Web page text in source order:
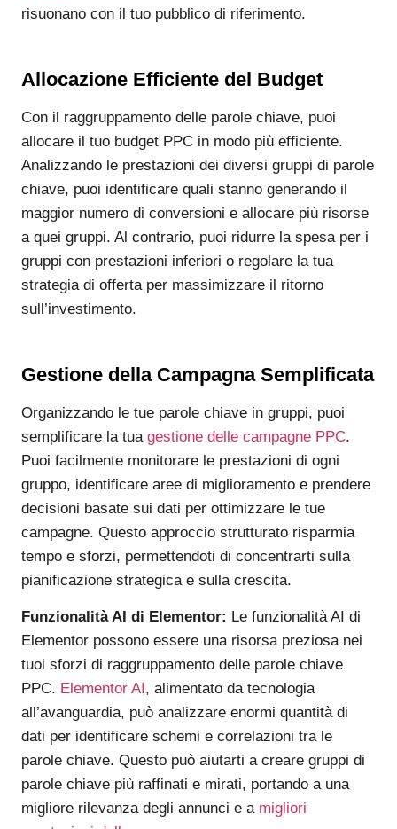
risuonano con il tuo pubblico di riferimento.
Allocazione Efficiente del Budget
Con il raggruppamento delle parole chiave, puoi
allocare il tuo budget PPC in modo più efficiente.
Analizzando le prestazioni dei diversi gruppi di parole
chiave, puoi identificare quali stanno generando il
maggior numero di conversioni e allocare più risorse
a quei gruppi. Al contrario, puoi ridurre la spesa per i
gruppi con prestazioni inferiori o regolare la tua
strategia di offerta per massimizzare il ritorno
sull’investimento.
Gestione della Campagna Semplificata
Organizzando le tue parole chiave in gruppi, puoi
semplificare la tua gestione delle campagne PPC.
Puoi facilmente monitorare le prestazioni di ogni
gruppo, identificare aree di miglioramento e prendere
decisioni basate sui dati per ottimizzare le tue
campagne. Questo approccio strutturato risparmia
tempo e sforzi, permettendoti di concentrarti sulla
pianificazione strategica e sulla crescita.
Funzionalità AI di Elementor: Le funzionalità AI di
Elementor possono essere una risorsa preziosa nei
tuoi sforzi di raggruppamento delle parole chiave
PPC. Elementor AI , alimentato da tecnologia
all’avanguardia, può analizzare enormi quantità di
dati per identificare schemi e correlazioni tra le
parole chiave. Questo può aiutarti a creare gruppi di
parole chiave più raffinati e mirati, portando a una
migliore rilevanza degli annunci e a migliori